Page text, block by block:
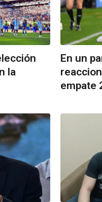
la
En un
empate